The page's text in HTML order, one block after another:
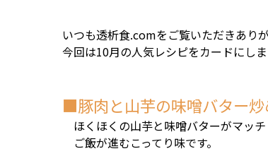
いつも透析食.comをご覧いただきあり
今回は10月の人気レシピをカードにしま
■豚肉と山芋の味噌バター炒
ほくほくの山芋と味噌バターがマッチ
ご飯が進むこってり味です。